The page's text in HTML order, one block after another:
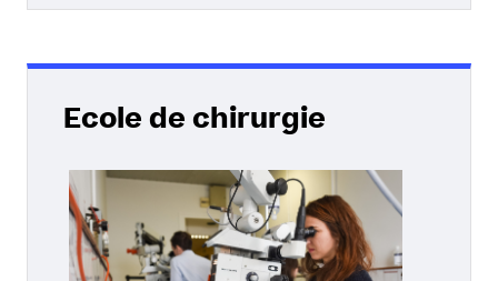
Ecole de chirurgie